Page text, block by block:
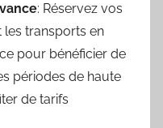
: Réservez vos
les transports en
pour bénéficier de
périodes de haute
de tarifs